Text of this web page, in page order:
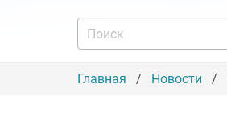
Главная Новости